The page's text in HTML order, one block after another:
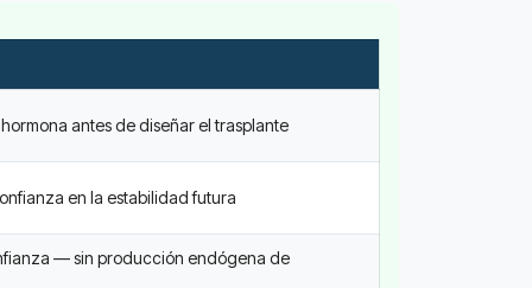
antes de diseñar el trasplante
en la estabilidad futura
— sin producción endógena de